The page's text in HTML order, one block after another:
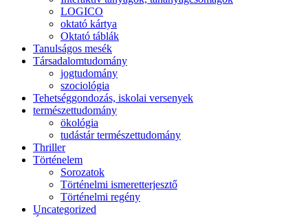
LOGICO
oktató kártya
Oktató táblák
Tanulságos mesék
Társadalomtudomány
jogtudomány
szociológia
Tehetséggondozás, iskolai versenyek
természettudomány
ökológia
tudástár természettudomány
Thriller
Történelem
Sorozatok
Történelmi ismeretterjesztő
Történelmi regény
Uncategorized